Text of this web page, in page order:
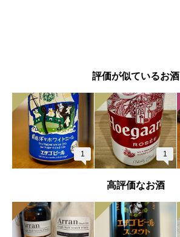
評価が似ているお酒
1 1
高評価なお酒